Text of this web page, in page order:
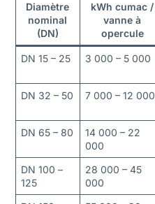
Diamètre
nominal
(DN)
kWh cumac /
vanne à
opercule
DN 15 – 25 3 000 – 5 000
DN 32 – 50
7 000 – 12 000
DN 65 – 80
14 000 – 22
000
DN 100 –
125
28 000 – 45
000